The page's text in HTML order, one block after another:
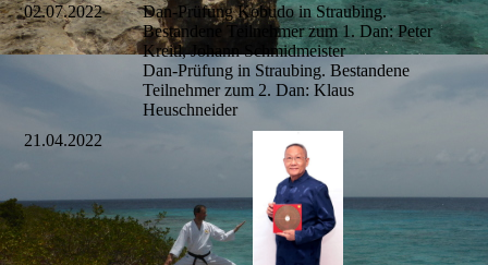
02.07.2022
Dan-Prüfung Kobudo in Straubing.
Bestandene Teilnehmer zum 1. Dan: Peter
Kreitl, Johann Schmidmeister
Dan-Prüfung in Straubing. Bestandene
Teilnehmer zum 2. Dan: Klaus
Heuschneider
21.04.2022